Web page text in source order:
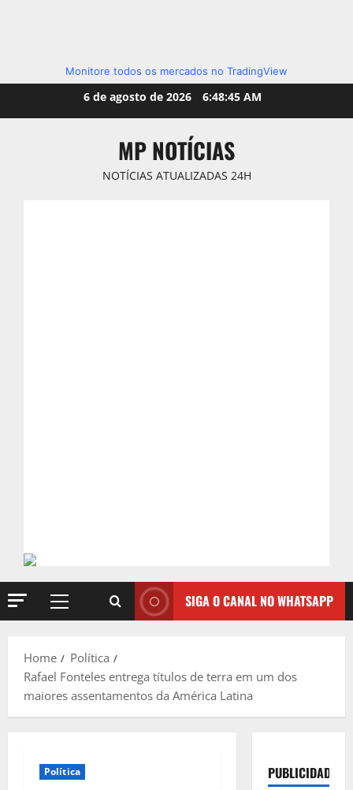
Monitore todos os mercados no TradingView
6 de agosto de 2026 6:48:47 AM
MP NOTÍCIAS
NOTÍCIAS ATUALIZADAS 24H
Primary
SIGA O CANAL NO WHATSAPP
Home
Política
Rafael Fonteles entrega títulos de terra em um dos
maiores assentamentos da América Latina
Política PUBLICIDADE